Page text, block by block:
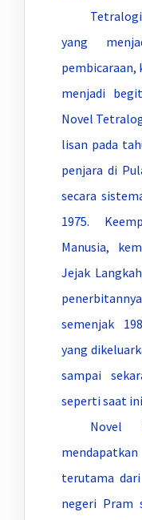
yang
pembicaraan,
menjadi
Novel
lisan pada
penjara di
secara
1975.
Manusia,
Jejak
semenjak
yang
sampai
seperti saat ini
Novel
terutama
negeri Pram